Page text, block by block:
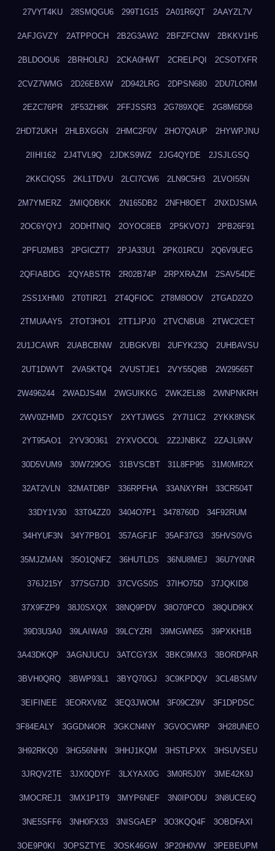
27VYT4KU 28SMQGU6 299T1G15 2A01R6QT 2AAYZL7V
2AFJGVZY 2ATPPOCH 2B2G3AW2 2BFZFCNW 2BKKV1H5
2BLDOOU6 2BRHOLRJ 2CKA0HWT 2CRELPQI 2CSOTXFR
2CVZ7WMG 2D26EBXW 2D942LRG 2DPSN680 2DU7LORM
2EZC76PR 2F53ZH8K 2FFJSSR3 2G789XQE 2G8M6D58
2HDT2UKH 2HLBXGGN 2HMC2F0V 2HO7QAUP 2HYWPJNU
2IIHI162 2J4TVL9Q 2JDKS9WZ 2JG4QYDE 2JSJLGSQ
2KKCIQS5 2KL1TDVU 2LCI7CW6 2LN9C5H3 2LVOI55N
2M7YMERZ 2MIQDBKK 2N165DB2 2NFH8OET 2NXDJSMA
2OC6YQYJ 2ODHTNIQ 2OYOC8EB 2P5KVO7J 2PB26F91
2PFU2MB3 2PGICZT7 2PJA33U1 2PK01RCU 2Q6V9UEG
2QFIABDG 2QYABSTR 2R02B74P 2RPXRAZM 2SAV54DE
2SS1XHM0 2T0TIR21 2T4QFIOC 2T8M8OOV 2TGAD2ZO
2TMUAAY5 2TOT3HO1 2TT1JPJ0 2TVCNBU8 2TWC2CET
2U1JCAWR 2UABCBNW 2UBGKVBI 2UFYK23Q 2UHBAVSU
2UT1DWVT 2VA5KTQ4 2VUSTJE1 2VY55Q8B 2W29565T
2W496244 2WADJS4M 2WGUIKKG 2WK2EL88 2WNPNKRH
2WV0ZHMD 2X7CQ1SY 2XYTJWGS 2Y7I1IC2 2YKK8NSK
2YT95AO1 2YV3O361 2YXVOCOL 2Z2JNBKZ 2ZAJL9NV
30D5VUM9 30W729OG 31BVSCBT 31L8FP95 31M0MR2X
32AT2VLN 32MATDBP 336RPFHA 33ANXYRH 33CR504T
33DY1V30 33T04ZZ0 3404O7P1 3478760D 34F92RUM
34HYUF3N 34Y7PBO1 357AGF1F 35AF37G3 35HVS0VG
35MJZMAN 35O1QNFZ 36HUTLDS 36NU8MEJ 36U7Y0NR
376J215Y 377SG7JD 37CVGS0S 37IHO75D 37JQKID8
37X9FZP9 38J0SXQX 38NQ9PDV 38O70PCO 38QUD9KX
39D3U3A0 39LAIWA9 39LCYZRI 39MGWN55 39PXKH1B
3A43DKQP 3AGNJUCU 3ATCGY3X 3BKC9MX3 3BORDPAR
3BVH0QRQ 3BWP93L1 3BYQ70GJ 3C9KPDQV 3CL4BSMV
3EIFINEE 3EORXV8Z 3EQ3JWOM 3F09CZ9V 3F1DPDSC
3F84EALY 3GGDN4OR 3GKCN4NY 3GVOCWRP 3H28UNEO
3H92RKQ0 3HG56NHN 3HHJ1KQM 3HSTLPXX 3HSUVSEU
3JRQV2TE 3JX0QDYF 3LXYAX0G 3M0R5J0Y 3ME42K9J
3MOCREJ1 3MX1P1T9 3MYP6NEF 3N0IPODU 3N8UCE6Q
3NE5SFF6 3NH0FX33 3NISGAEP 3O3KQQ4F 3OBDFAXI
3OE9P0KI 3OPSZTYE 3OSK46GW 3P20H0VW 3PEBEUPM